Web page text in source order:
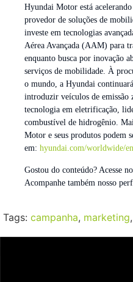
Hyundai Motor está
provedor de soluções de
investe em tecnologias
Aérea Avançada (AAM) para
enquanto busca por inovação
serviços de mobilidade. À
o mundo, a Hyundai
introduzir veículos de emissão
tecnologia em eletrificação,
combustível de hidrogênio.
Motor e seus produtos podem
em: hyundai.com/worldwide/en
Gostou do conteúdo? Acesse
Acompanhe também nosso
Tags: campanha, marketing,